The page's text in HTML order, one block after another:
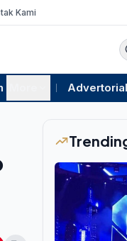
Kami
Advertorial